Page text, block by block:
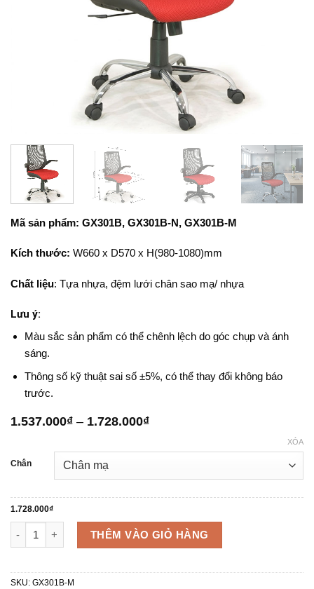
Mã sản phẩm: GX301B, GX301B-N, GX301B-M
Kích thước: W660 x D570 x H(980-1080)mm
Chất liệu: Tựa nhựa, đệm lưới chân sao mạ/ nhựa
Lưu ý:
Màu sắc sản phẩm có thể chênh lệch do góc chụp và ánh
sáng.
Thông số kỹ thuật sai số ±5%, có thể thay đổi không báo
trước.
1.537.000₫ – 1.728.000₫Khoảng
1.728.000₫
Chân
XÓA
1.728.000₫
Ghế lưới văn phòng GX301B số lượng
THÊM VÀO GIỎ HÀNG
SKU: GX301B-M